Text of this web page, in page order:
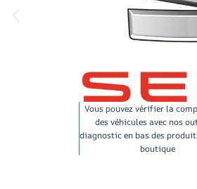
Vous pouvez vérifier la
des véhicules avec nos
diagnostic en bas des
boutique